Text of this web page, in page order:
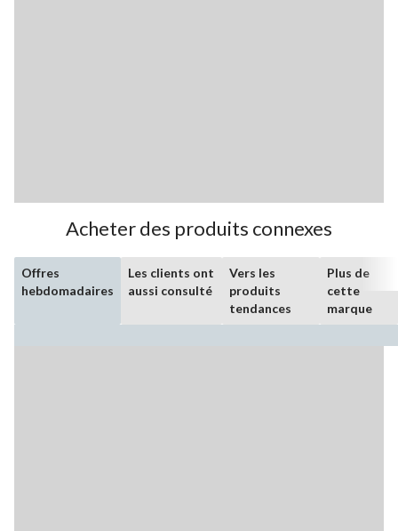
Acheter des produits connexes
Offres
hebdomadaires
Les clients ont
aussi consulté
Vers les
produits
tendances
Plus de
cette
marque